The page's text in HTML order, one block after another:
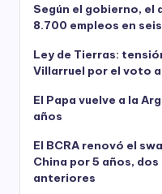
Según el gobierno, el
8.700 empleos en
Ley de Tierras:
Villarruel por el voto
El Papa vuelve a la
años
El BCRA renovó el
China por 5 años,
anteriores